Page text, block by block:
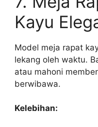
Kayu
Model meja rapat
lekang oleh waktu.
atau mahoni
berwibawa.
Kelebihan: